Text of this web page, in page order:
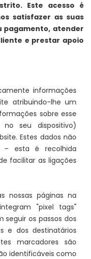
Este acesso é
satisfazer as suas
pagamento, atender
e prestar apoio
informações
atribuindo-lhe um
sobre esse
seu dispositivo)
Estes dados não
– esta é recolhida
facilitar as ligações
nossas páginas na
"pixel tags"
os passos dos
e dos destinatários
marcadores são
identificáveis como